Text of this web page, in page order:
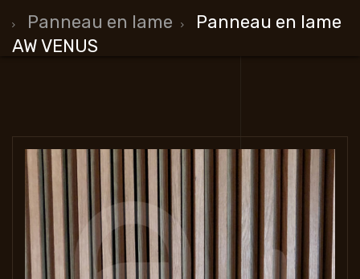
Panneau en lame
Panneau en lame
AW VENUS